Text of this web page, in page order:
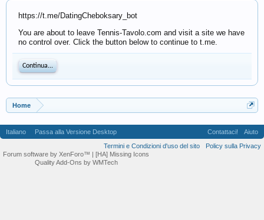
https://t.me/DatingCheboksary_bot
You are about to leave Tennis-Tavolo.com and visit a site we have
no control over. Click the button below to continue to t.me.
Continua...
Home
Italiano Passa alla Versione Desktop Contattaci!
Aiuto
Termini e Condizioni d'uso del sito
Policy sulla Privacy
Forum software by XenForo™ | [HA] Missing Icons
Quality Add-Ons by WMTech